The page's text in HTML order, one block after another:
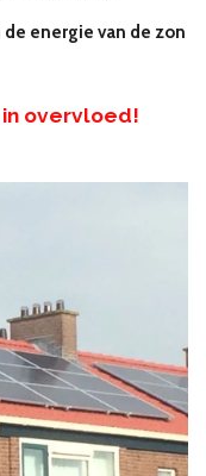
energie van de zon
overvloed!